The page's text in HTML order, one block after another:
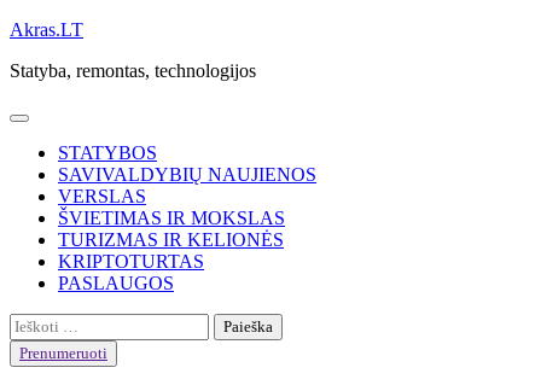
Skip
content
Akras.LT
Statyba, remontas, technologijos
STATYBOS
SAVIVALDYBIŲ NAUJIENOS
VERSLAS
ŠVIETIMAS IR MOKSLAS
TURIZMAS IR KELIONĖS
KRIPTOTURTAS
PASLAUGOS
Ieškoti:
Prenumeruoti